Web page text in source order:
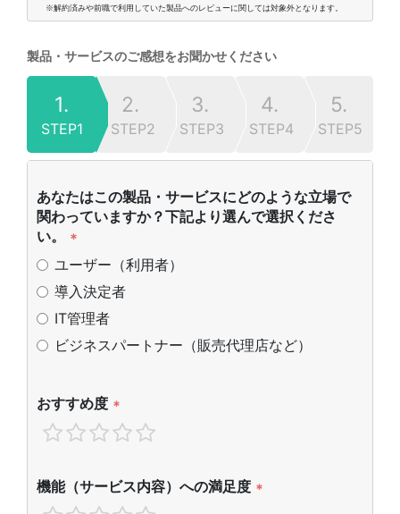
※解約済みや前職で利用していた製品へのレビューに関しては対象外となります。
製品・サービスのご感想をお聞かせください
1.
STEP1
2.
STEP2
3.
STEP3
4.
STEP4
5.
STEP5
あなたはこの製品・サービスにどのような立場で
関わっていますか？下記より選んで選択くださ
い。
*
ユーザー（利用者）
導入決定者
IT管理者
ビジネスパートナー（販売代理店など）
おすすめ度 *
機能（サービス内容）への満足度 *